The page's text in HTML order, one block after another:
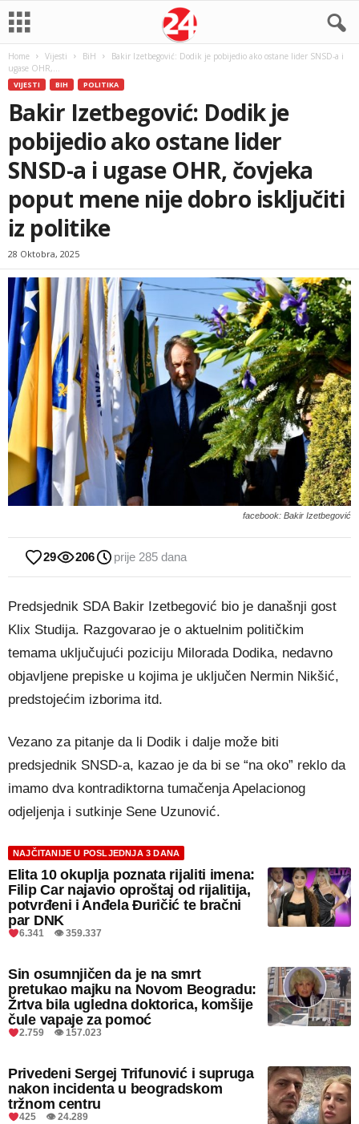
Home Vijesti BiH
Bakir Izetbegović: Dodik je pobijedio ako ostane lider SNSD-a i
ugase OHR,...
VIJESTI BIH POLITIKA
Bakir Izetbegović: Dodik je
pobijedio ako ostane lider
SNSD-a i ugase OHR, čovjeka
poput mene nije dobro isključiti
iz politike
28 Oktobra, 2025
facebook: Bakir Izetbegović
29 206 prije 285 dana
Predsjednik SDA Bakir Izetbegović bio je današnji gost
Klix Studija. Razgovarao je o aktuelnim političkim
temama uključujući poziciju Milorada Dodika, nedavno
objavljene prepiske u kojima je uključen Nermin Nikšić,
predstojećim izborima itd.
Vezano za pitanje da li Dodik i dalje može biti
predsjednik SNSD-a, kazao je da bi se “na oko” reklo da
imamo dva kontradiktorna tumačenja Apelacionog
odjeljenja i sutkinje Sene Uzunović.
NAJČITANIJE U POSLJEDNJA 3 DANA
Elita 10 okuplja poznata rijaliti imena:
Filip Car najavio oproštaj od rijalitija,
potvrđeni i Anđela Đuričić te bračni
par DNK
6.341 👁 359.337
Sin osumnjičen da je na smrt
pretukao majku na Novom Beogradu:
Žrtva bila ugledna doktorica, komšije
čule vapaje za pomoć
2.759 👁 157.023
Privedeni Sergej Trifunović i supruga
nakon incidenta u beogradskom
tržnom centru
425 👁 24.289